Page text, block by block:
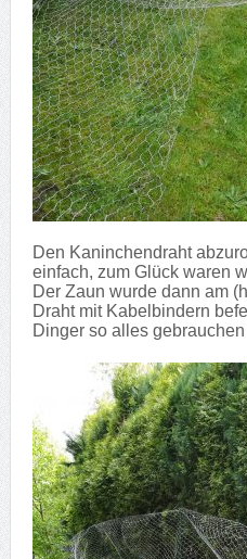
Den Kaninchendraht
einfach, zum Glück waren
Der Zaun wurde dann am
Draht mit Kabelbindern
Dinger so alles